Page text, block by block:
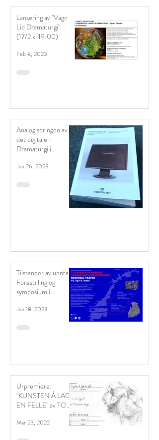
Lansering av "Vagn
Lid Dramaturgi"
(17/2 kl 19:00)
Feb 8, 2023
Analogiseringen av
det digitale -
Dramaturgi i
(bokutgivelse)
Jan 26, 2023
Tilstander av unntak:
Forestilling og
symposium i
Trondheim 10. og 11.
mars.
Jan 18, 2023
Urpremiere:
"KUNSTEN Å LAGE
EN FELLE" av TORE
Mar 23, 2022